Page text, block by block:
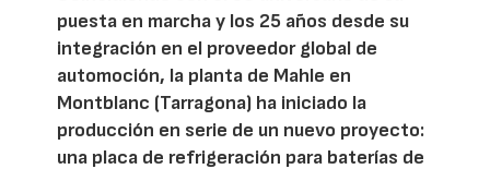
puesta en marcha y los 25 años desde su
integración en el proveedor global de
automoción, la planta de Mahle en
Montblanc (Tarragona) ha iniciado la
producción en serie de un nuevo proyecto:
una placa de refrigeración para baterías de